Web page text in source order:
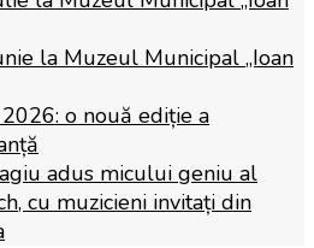
la Muzeul Municipal „Ioan
o nouă ediție a
adus micului geniu al
cu muzicieni invitați din